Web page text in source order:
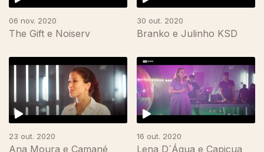
06 nov. 2020
The Gift e Noiserv
30 out. 2020
Branko e Julinho KSD
23 out. 2020
Ana Moura e Camané
16 out. 2020
Lena D´Água e Capicua